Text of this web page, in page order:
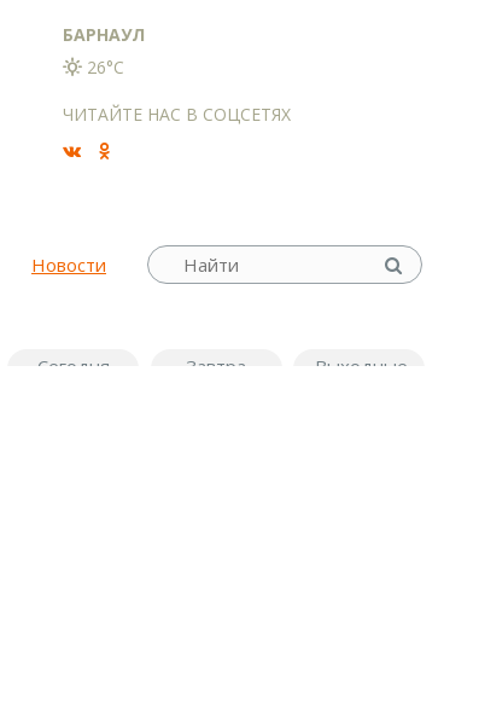
БАРНАУЛ
26°C
ЧИТАЙТЕ НАС В СОЦСЕТЯХ
Новости
Сегодня
Завтра Выходные